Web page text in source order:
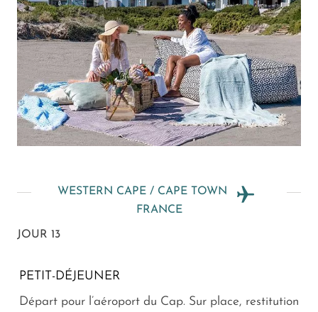
WESTERN CAPE / CAPE TOWN
FRANCE
JOUR 13
PETIT-DÉJEUNER
Départ pour l’aéroport du Cap. Sur place, restitution